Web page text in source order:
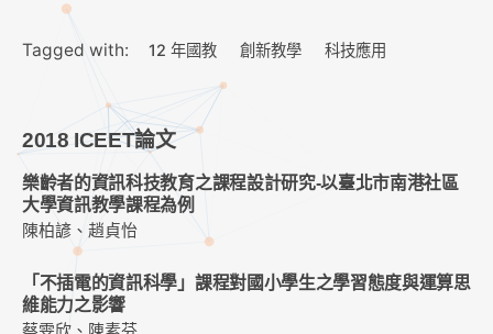
Tagged with: 12 年國教 創新教學 科技應用
2018 ICEET論文
樂齡者的資訊科技教育之課程設計研究-以臺北市南港社區
大學資訊教學課程為例
陳柏諺、趙貞怡
「不插電的資訊科學」課程對國小學生之學習態度與運算思
維能力之影響